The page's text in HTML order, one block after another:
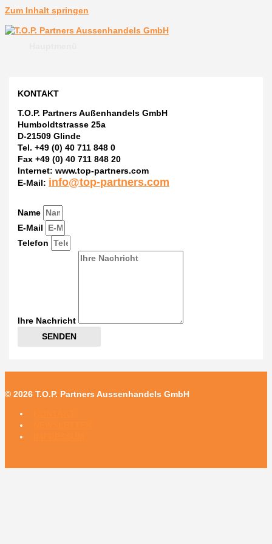
Zum Inhalt springen
KONTAKT
T.O.P. Partners Außenhandels GmbH
Humboldtstrasse 25a
D-21509 Glinde
Tel. +49 (0) 40 711 848 0
Fax +49 (0) 40 711 848 20
Internet: www.top-partners.com
E-Mail: info@top-partners.com
Name
E-Mail
Telefon
Ihre Nachricht
SENDEN
© 2026 T.O.P. Partners Aussenhandels GmbH